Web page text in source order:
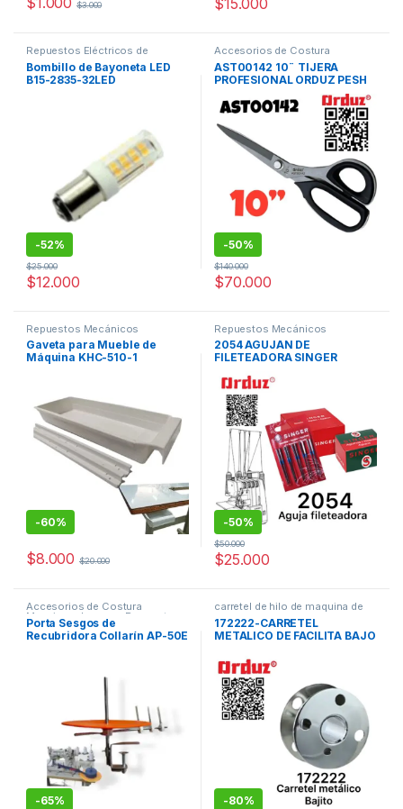
$3.000
Repuestos Eléctricos de
maquinas de coser
Bombillo de Bayoneta LED
B15-2835-32LED
-52%
$12.000
$25.000
Accesorios de Costura
Maquinas de coser
AST00142 10¨ TIJERA
PROFESIONAL ORDUZ PESH
-50%
$70.000
$140.000
Repuestos Mecánicos
Gaveta para Mueble de
Máquina KHC-510-1
-60%
$8.000 $20.000
Repuestos Mecánicos
2054 AGUJAN DE
FILETEADORA SINGER
-50%
$25.000
$50.000
Accesorios de Costura
Maquinas de coser Repuestos
Mecánicos,Repuestos para
Recubridoras Industriales
Porta Sesgos de
Recubridora Collarín AP-50E
-65%
carretel de hilo de maquina de
coser
172222-CARRETEL
METALICO DE FACILITA BAJO
ZZ
-80%